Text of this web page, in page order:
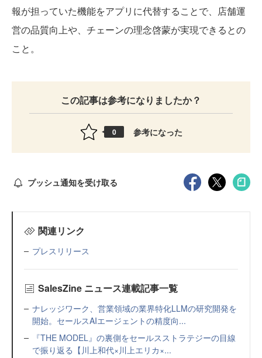
報が担っていた機能をアプリに代替することで、店舗運
営の品質向上や、チェーンの理念啓蒙が実現できるとの
こと。
この記事は参考になりましたか？
0 参考になった
プッシュ通知を受け取る
関連リンク
プレスリリース
SalesZine ニュース連載記事一覧
ナレッジワーク、営業領域の業界特化LLMの研究開発を
開始。セールスAIエージェントの精度向...
『THE MODEL』の裏側をセールスストラテジーの目線
で振り返る【川上和代×川上エリカ×...